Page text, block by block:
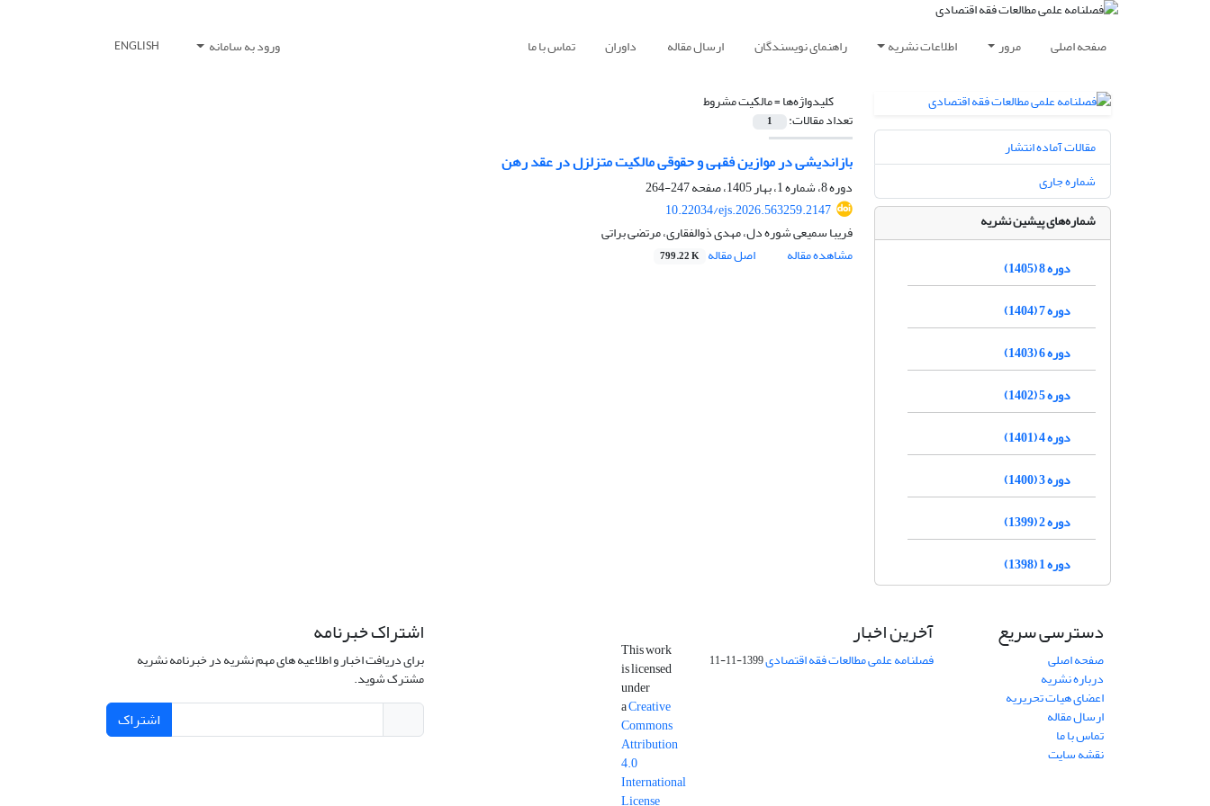
صفحه اصلی مرور اطلاعات نشریه راهنمای نویسندگان ارسال مقاله داوران تماس با ما ورود به سامانه ENGLISH
کلیدواژه‌ها =مالکیت مشروط
تعداد مقالات: 1
بازاندیشی در موازین فقهی و حقوقی مالکیت متزلزل در عقد رهن
دوره 8، شماره 1، بهار 1405، صفحه
247-264
10.22034/ejs.2026.563259.2147
فریبا سمیعی شوره دل، مهدی ذوالفقاری، مرتضی براتی
مشاهده مقاله
اصل مقاله 799.22 K
مقالات آماده انتشار
شماره جاری
شماره‌های پیشین نشریه
دوره 8 (1405)
دوره 7 (1404)
دوره 6 (1403)
دوره 5 (1402)
دوره 4 (1401)
دوره 3 (1400)
دوره 2 (1399)
دوره 1 (1398)
دسترسی سریع
صفحه اصلی
درباره نشریه
اعضای هیات تحریریه
ارسال مقاله
تماس با ما
نقشه سایت
آخرین اخبار
فصلنامه علمی مطالعات فقه اقتصادی1399-11-11
This work
is licensed
under
aCreative
Commons
Attribution
4.0
International
License
اشتراک خبرنامه
برای دریافت اخبار و اطلاعیه های مهم نشریه در خبرنامه نشریه
مشترک شوید.
اشتراک